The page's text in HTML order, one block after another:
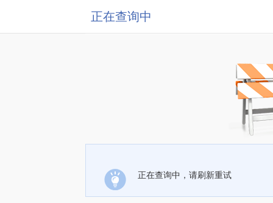
正在查询中
正在查询中，请刷新重试